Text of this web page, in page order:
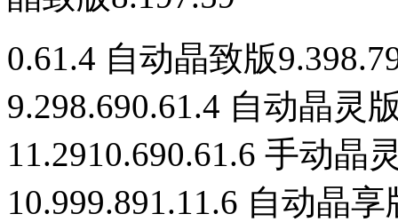
0.61.4 自动晶致版
9.298.690.61.4 自动晶灵
11.2910.690.61.6 手动晶
10.999.891.11.6 自动晶